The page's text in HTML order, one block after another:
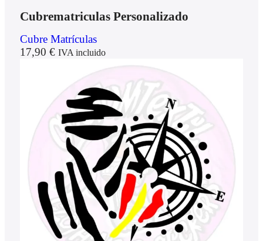
Cubrematriculas Personalizado
Cubre Matrículas
17,90 € IVA incluido